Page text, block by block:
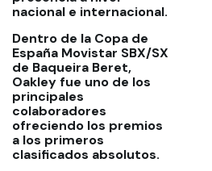
nacional e internacional.
Dentro de la Copa de
España Movistar SBX/SX
de Baqueira Beret,
Oakley fue uno de los
principales
colaboradores
ofreciendo los premios
a los primeros
clasificados absolutos.